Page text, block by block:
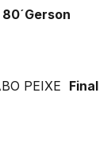
PEIXE Final